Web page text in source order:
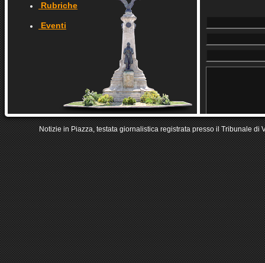
Rubriche
Eventi
Notizie in Piazza, testata giornalistica registrata presso il Tribunale